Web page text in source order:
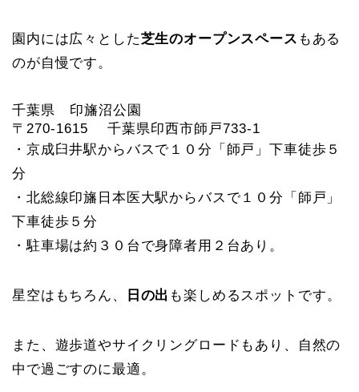
園内には広々とした芝生のオープンスペース もある
のが自慢です。
千葉県 印旛沼公園
〒270-1615 千葉県印西市師戸733-1
・京成臼井駅からバスで１０分「師戸」下車徒歩５
分
・北総線印旛日本医大駅からバスで１０分「師戸」
下車徒歩５分
・駐車場は約３０台で身障者用２台あり。
星空はもちろん、 日の出 も楽しめるスポットです。
また、遊歩道やサイクリングロードもあり、自然の
中で過ごすのに最適。